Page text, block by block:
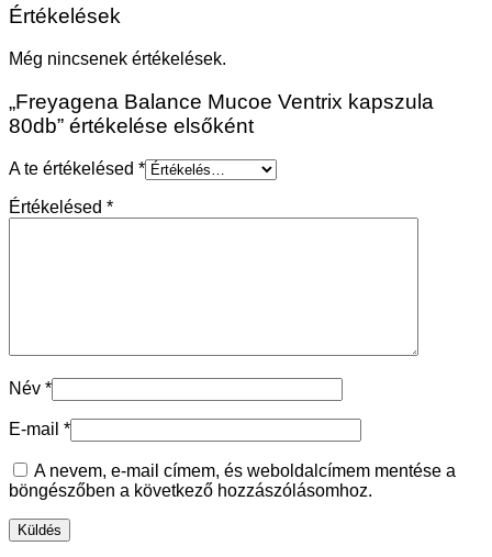
Értékelések
Még nincsenek értékelések.
„Freyagena Balance Mucoe Ventrix kapszula
80db” értékelése elsőként
A te értékelésed *
Értékelésed *
Név *
E-mail *
A nevem, e-mail címem, és weboldalcímem mentése a
böngészőben a következő hozzászólásomhoz.